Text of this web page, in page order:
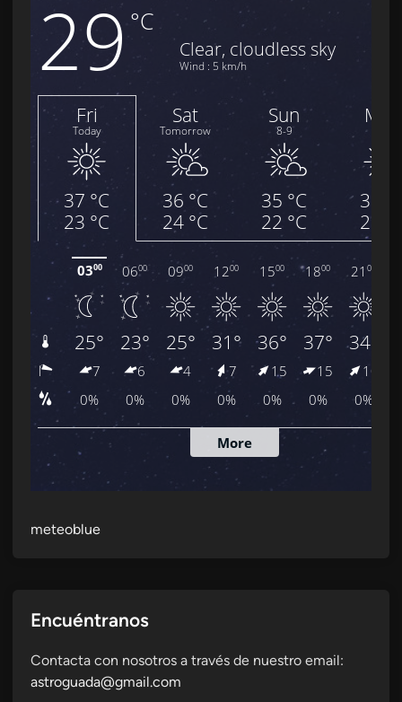
meteoblue
Encuéntranos
Contacta con nosotros a través de nuestro email:
astroguada@gmail.com